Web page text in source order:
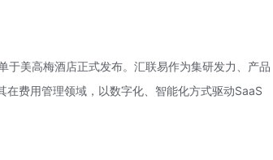
于美高梅酒店正式发布。汇联易作为集研发力、产品
费用管理领域，以数字化、智能化方式驱动SaaS